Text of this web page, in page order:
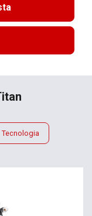
Tecnologia